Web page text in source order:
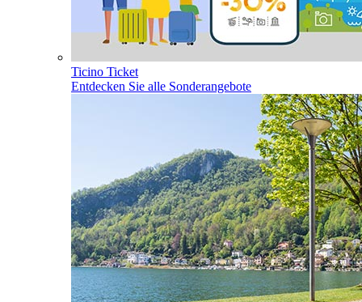
Ticino Ticket
Entdecken Sie alle Sonderangebote